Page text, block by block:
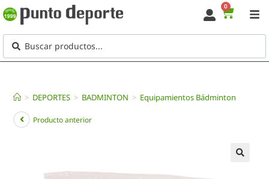
0
> DEPORTES > BADMINTON > Equipamientos Bádminton
Producto anterior